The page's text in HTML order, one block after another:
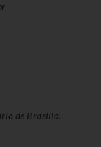
de Brasília.